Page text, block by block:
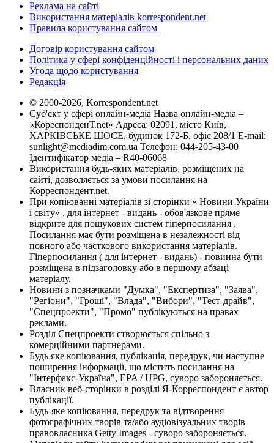
Реклама на сайті
Використання матеріалів korrespondent.net
Правила користування сайтом
Договір користування сайтом
Політика у сфері конфіденційності і персональних даних
Угода щодо користування
Редакція
© 2000-2026, Korrespondent.net
Суб'єкт у сфері онлайн-медіа Назва онлайн-медіа –
«КореспонденТ.net» Адреса: 02091, місто Київ,
ХАРКІВСЬКЕ ШОСЕ, будинок 172-Б, офіс 208/1 E-mail:
sunlight@mediadim.com.ua Телефон: 044-205-43-00
Ідентифікатор медіа – R40-06068
Використання будь-яких матеріалів, розміщених на
сайті, дозволяється за умови посилання на
Корреспондент.net.
При копіюванні матеріалів зі сторінки « Новини України
і світу» , для інтернет - видань - обов'язкове пряме
відкрите для пошукових систем гіперпосилання .
Посилання має бути розміщена в незалежності від
повного або часткового використання матеріалів.
Гіперпосилання ( для інтернет - видань) - повинна бути
розміщена в підзаголовку або в першому абзаці
матеріалу.
Новини з позначками "Думка", "Експертиза", "Заява",
"Регіони", "Гроші", "Влада", "Вибори", "Тест-драйв",
"Спецпроекти", "Промо" публікуються на правах
реклами.
Розділ Спецпроекти створюється спільно з
комерційними партнерами.
Будь яке копіювання, публікація, передрук, чи наступне
поширення інформації, що містить посилання на
"Інтерфакс-Україна", EPA / UPG, суворо забороняється.
Власник веб-сторінки в розділі Я-Корреспондент є автор
публікації.
Будь-яке копіювання, передрук та відтворення
фотографічних творів та/або аудіовізуальних творів
правовласника Getty Images - суворо забороняється.